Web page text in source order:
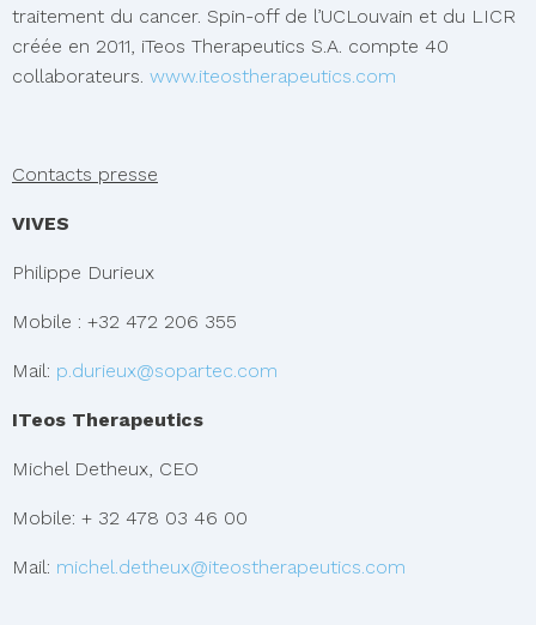
traitement du cancer. Spin-off de l’UCLouvain et du LICR
créée en 2011, iTeos Therapeutics S.A. compte 40
collaborateurs. www.iteostherapeutics.com
Contacts presse
VIVES
Philippe Durieux
Mobile : +32 472 206 355
Mail: p.durieux@sopartec.com
ITeos Therapeutics
Michel Detheux, CEO
Mobile: + 32 478 03 46 00
Mail: michel.detheux@iteostherapeutics.com